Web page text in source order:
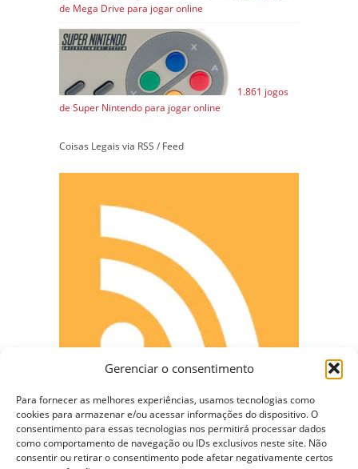
Gerenciar o consentimento
Para fornecer as melhores experiências, usamos tecnologias como
cookies para armazenar e/ou acessar informações do dispositivo. O
consentimento para essas tecnologias nos permitirá processar dados
como comportamento de navegação ou IDs exclusivos neste site. Não
consentir ou retirar o consentimento pode afetar negativamente certos
de Mega Drive para jogar online
1.861 jogos
de Super Nintendo para jogar online
Coisas Legais via RSS / Feed
CONECTE-SE